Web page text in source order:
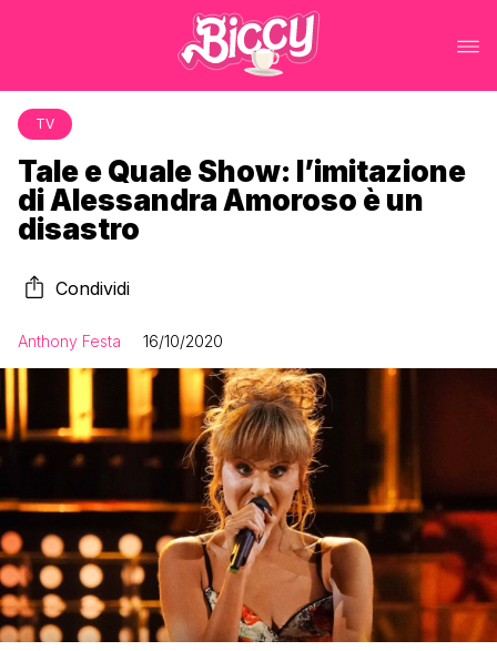
TV
Tale e Quale Show: l’imitazione
di Alessandra Amoroso è un
disastro
Condividi
Anthony Festa 16/10/2020